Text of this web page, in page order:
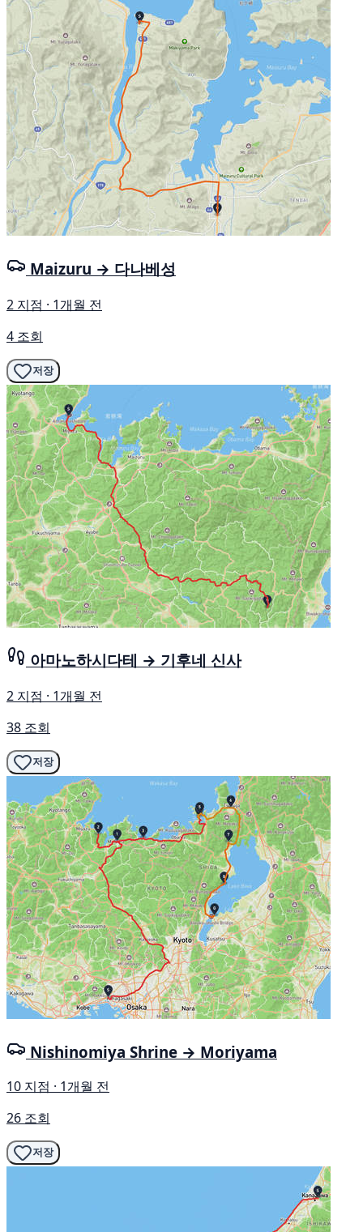
Maizuru → 다나베성
2 지점 · 1개월 전
4 조회
저장
아마노하시다테 → 기후네 신사
2 지점 · 1개월 전
38 조회
저장
Nishinomiya Shrine → Moriyama
10 지점 · 1개월 전
26 조회
저장